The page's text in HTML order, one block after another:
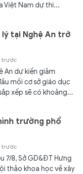
Việt Nam dự thi...
lý tại Nghệ An trở
trước
An dự kiến giảm
mối cơ sở giáo dục
xếp sẽ có khoảng...
trường phổ
trước
7/8, Sở GD&ĐT Hưng
thảo khoa học về xây